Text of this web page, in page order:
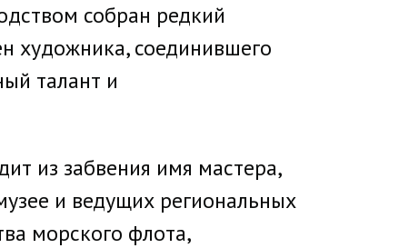
собран редкий
художника, соединившего
талант и
из забвения имя мастера,
и ведущих региональных
морского флота,